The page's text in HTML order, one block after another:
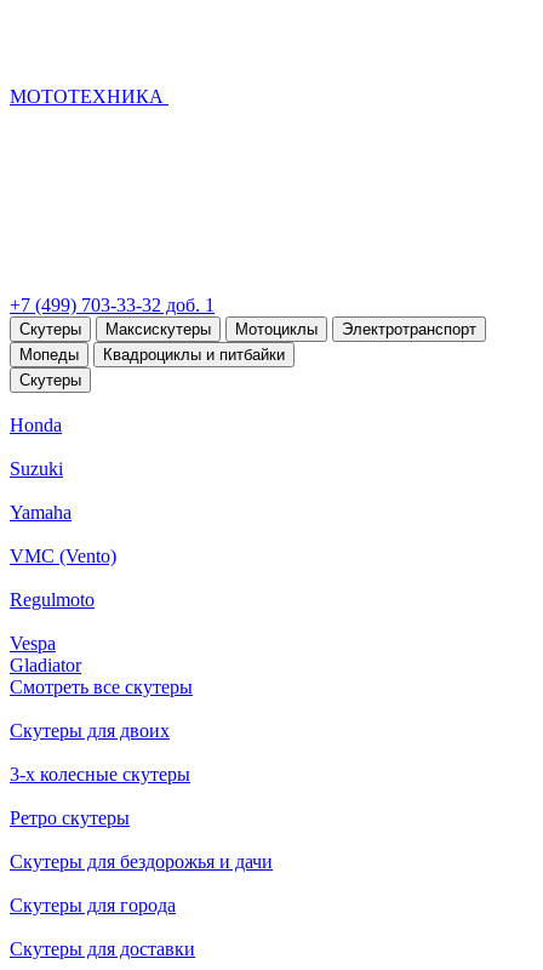
МОТОТЕХНИКА
+7 (499) 703-33-32 доб. 1
Скутеры Максискутеры Мотоциклы
Электротранспорт
Мопеды
Квадроциклы и питбайки
Скутеры
Honda
Suzuki
Yamaha
VMC (Vento)
Regulmoto
Vespa
Gladiator
Смотреть все скутеры
Скутеры для двоих
3-х колесные скутеры
Ретро скутеры
Скутеры для бездорожья и дачи
Скутеры для города
Скутеры для доставки